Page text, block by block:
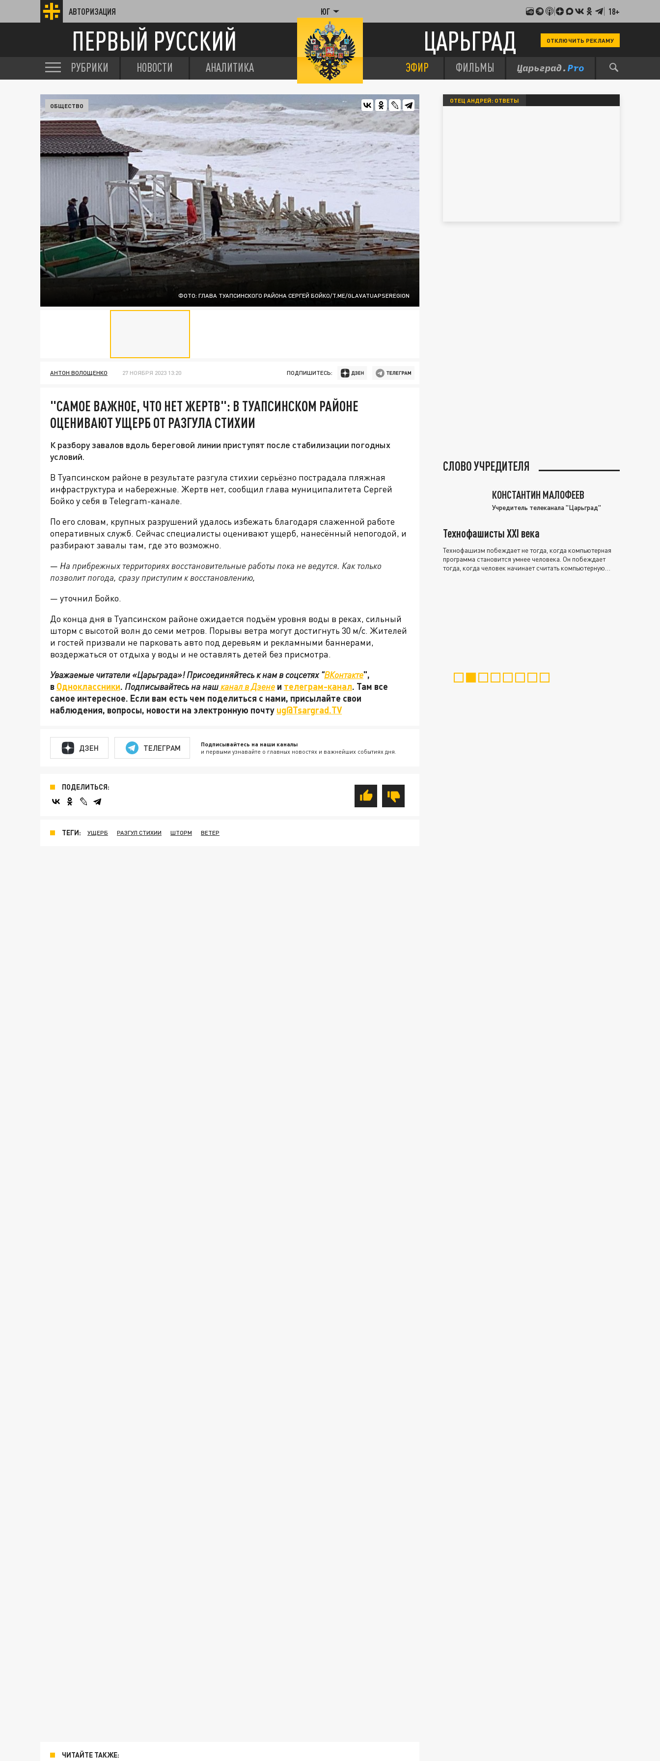
АВТОРИЗАЦИЯ ЮГ 18+
ПЕРВЫЙ РУССКИЙ ЦАРЬГРАД ОТКЛЮЧИТЬ РЕКЛАМУ
РУБРИКИ НОВОСТИ АНАЛИТИКА ЭФИР ФИЛЬМЫ
ФОТО: ГЛАВА ТУАПСИНСКОГО РАЙОНА СЕРГЕЙ БОЙКО/T.ME/GLAVATUAPSEREGION
ОБЩЕСТВО
АНТОН ВОЛОЩЕНКО 27 НОЯБРЯ 2023 13:20 ПОДПИШИТЕСЬ:
"САМОЕ ВАЖНОЕ, ЧТО НЕТ ЖЕРТВ": В ТУАПСИНСКОМ РАЙОНЕ
ОЦЕНИВАЮТ УЩЕРБ ОТ РАЗГУЛА СТИХИИ
К разбору завалов вдоль береговой линии приступят после стабилизации погодных
условий.
В Туапсинском районе в результате разгула стихии серьёзно пострадала пляжная
инфраструктура и набережные. Жертв нет, сообщил глава муниципалитета Сергей
Бойко у себя в Telegram-канале.
По его словам, крупных разрушений удалось избежать благодаря слаженной работе
оперативных служб. Сейчас специалисты оценивают ущерб, нанесённый непогодой, и
разбирают завалы там, где это возможно.
— На прибрежных территориях восстановительные работы пока не ведутся. Как только
позволит погода, сразу приступим к восстановлению,
— уточнил Бойко.
До конца дня в Туапсинском районе ожидается подъём уровня воды в реках, сильный
шторм с высотой волн до семи метров. Порывы ветра могут достигнуть 30 м/с. Жителей
и гостей призвали не парковать авто под деревьям и рекламными баннерами,
воздержаться от отдыха у воды и не оставлять детей без присмотра.
Уважаемые читатели «Царьграда»! Присоединяйтесь к нам в соцсетях "ВКонтакте",
в Одноклассники. Подписывайтесь на нашканал в Дзене и телеграм-канал. Там все
самое интересное. Если вам есть чем поделиться с нами, присылайте свои
наблюдения, вопросы, новости на электронную почту ug@Tsargrad.TV
ДЗЕН ТЕЛЕГРАМ Подписывайтесь на наши каналы
и первыми узнавайте о главных новостях и важнейших событиях дня.
ПОДЕЛИТЬСЯ:
ТЕГИ: УЩЕРБ РАЗГУЛ СТИХИИ ШТОРМ ВЕТЕР
ЧИТАЙТЕ ТАКЖЕ:
ОТЕЦ АНДРЕЙ: ОТВЕТЫ
СЛОВО УЧРЕДИТЕЛЯ
КОНСТАНТИН МАЛОФЕЕВ
Учредитель телеканала "Царьград"
Технофашисты XXI века
Технофашизм побеждает не тогда, когда компьютерная
программа становится умнее человека. Он побеждает
тогда, когда человек начинает считать компьютерную